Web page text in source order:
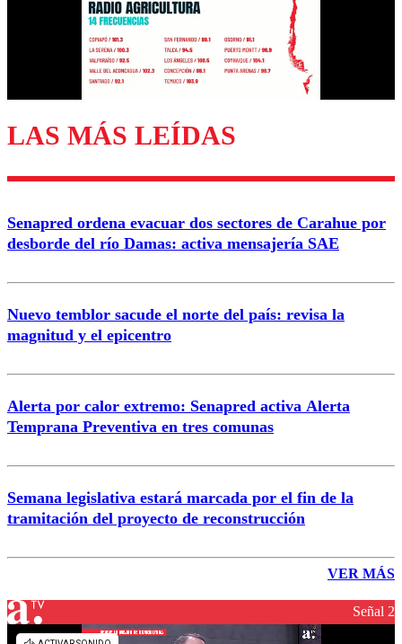
Enviar comentario
LAS MÁS LEÍDAS
Senapred ordena evacuar dos sectores de Carahue por
desborde del río Damas: activa mensajería SAE
Nuevo temblor sacude el norte del país: revisa la
magnitud y el epicentro
Alerta por calor extremo: Senapred activa Alerta
Temprana Preventiva en tres comunas
Semana legislativa estará marcada por el fin de la
tramitación del proyecto de reconstrucción
VER MÁS
Señal 2